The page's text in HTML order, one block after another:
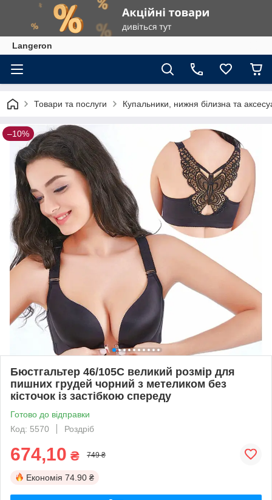
Langeron
Товари та послуги Купальники, нижня білизна та
–10%
Бюстгальтер 46/105С великий розмір для
пишних грудей чорний з метеликом без
кісточок із застібкою спереду
Готово до відправки
Код: 5570
Роздріб
674,10 ₴ 749 ₴
Економія 74.90 ₴